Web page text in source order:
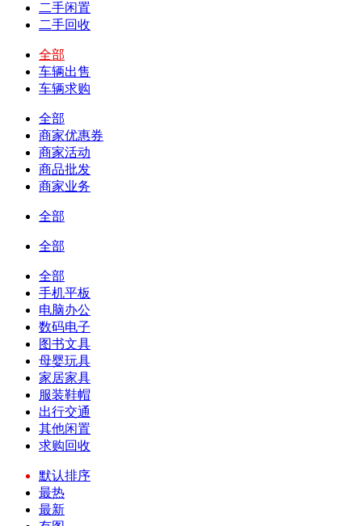
二手闲置
二手回收
全部
车辆出售
车辆求购
全部
商家优惠券
商家活动
商品批发
商家业务
全部
全部
全部
手机平板
电脑办公
数码电子
图书文具
母婴玩具
家居家具
服装鞋帽
出行交通
其他闲置
求购回收
默认排序
最热
最新